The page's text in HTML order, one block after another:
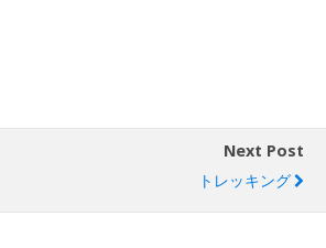
Next Post
トレッキング